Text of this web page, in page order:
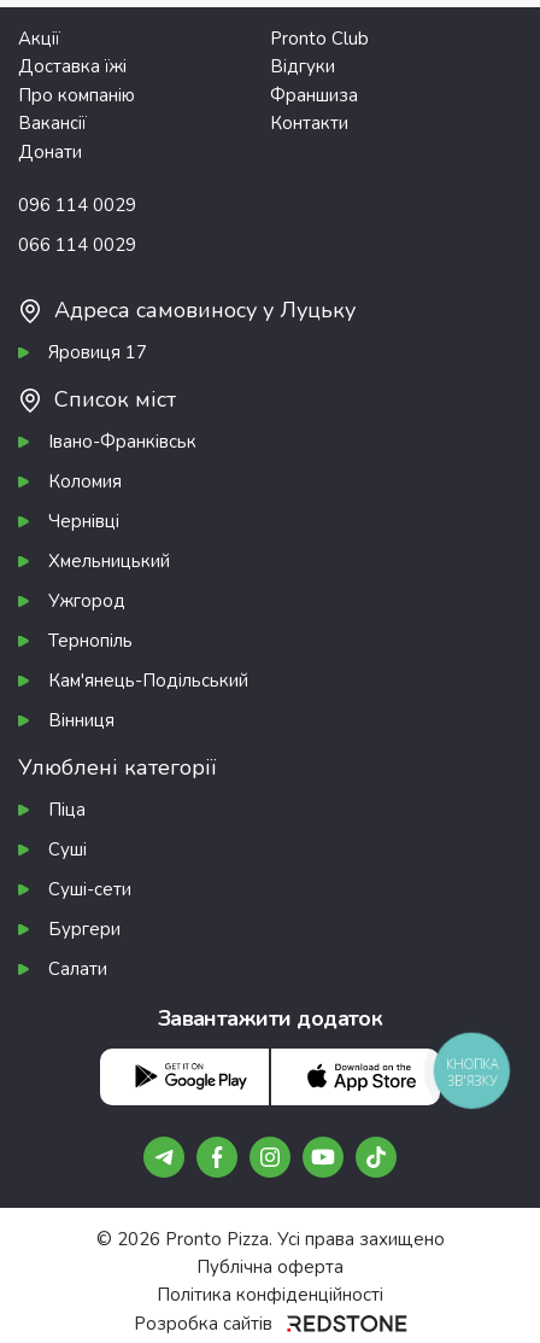
Акції
Pronto Club
Доставка їжі
Відгуки
Про компанію
Франшиза
Вакансії
Контакти
Донати
096 114 0029
066 114 0029
Адреса самовиносу у Луцьку
Яровиця 17
Список міст
Івано-Франківськ
Коломия
Чернівці
Хмельницький
Ужгород
Тернопіль
Кам'янець-Подільський
Вінниця
Улюблені категорії
Піца
Суші
Суші-сети
Бургери
Салати
Завантажити додаток
© 2026 Pronto Pizza. Усі права захищено
Публічна оферта
Політика конфіденційності
Розробка сайтів
КНОПКА
ЗВ'ЯЗКУ